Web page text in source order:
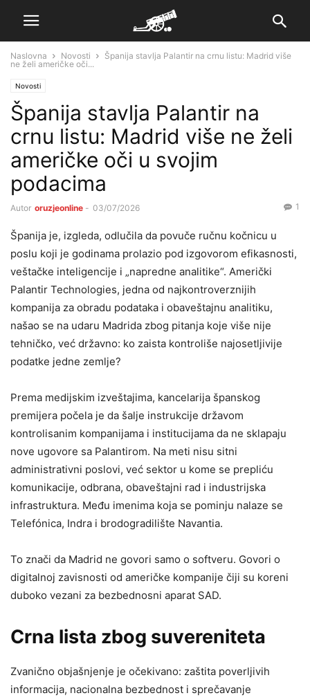
Naslovna Novosti
Španija stavlja Palantir na crnu listu: Madrid više
ne želi američke oči...
Novosti
Španija stavlja Palantir na
crnu listu: Madrid više ne želi
američke oči u svojim
podacima
Autor oruzjeonline - 03/07/2026 1
Španija je, izgleda, odlučila da povuče ručnu kočnicu u
poslu koji je godinama prolazio pod izgovorom efikasnosti,
veštačke inteligencije i „napredne analitike“. Američki
Palantir Technologies, jedna od najkontroverznijih
kompanija za obradu podataka i obaveštajnu analitiku,
našao se na udaru Madrida zbog pitanja koje više nije
tehničko, već državno: ko zaista kontroliše najosetljivije
podatke jedne zemlje?
Prema medijskim izveštajima, kancelarija španskog
premijera počela je da šalje instrukcije državom
kontrolisanim kompanijama i institucijama da ne sklapaju
nove ugovore sa Palantirom. Na meti nisu sitni
administrativni poslovi, već sektor u kome se prepliću
komunikacije, odbrana, obaveštajni rad i industrijska
infrastruktura. Među imenima koja se pominju nalaze se
Telefónica, Indra i brodogradilište Navantia.
To znači da Madrid ne govori samo o softveru. Govori o
digitalnoj zavisnosti od američke kompanije čiji su koreni
duboko vezani za bezbednosni aparat SAD.
Crna lista zbog suvereniteta
Zvanično objašnjenje je očekivano: zaštita poverljivih
informacija, nacionalna bezbednost i sprečavanje